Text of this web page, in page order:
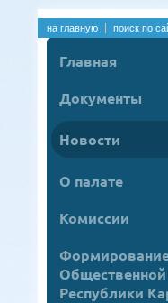
на главную поиск по
Главная
Документы
Новости
О палате
Комиссии
Формирование
Республики